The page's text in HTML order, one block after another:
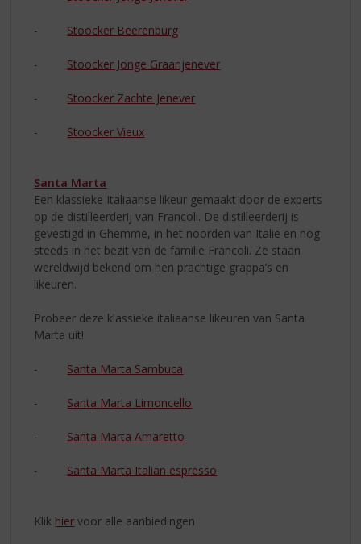
- Stoocker Beerenburg
- Stoocker Jonge Graanjenever
- Stoocker Zachte Jenever
- Stoocker Vieux
Santa Marta
Een klassieke Italiaanse likeur gemaakt door de experts
op de distilleerderij van Francoli. De distilleerderij is
gevestigd in Ghemme, in het noorden van Italië en nog
steeds in het bezit van de familie Francoli. Ze staan
wereldwijd bekend om hen prachtige grappa’s en
likeuren.
Probeer deze klassieke italiaanse likeuren van Santa
Marta uit!
- Santa Marta Sambuca
- Santa Marta Limoncello
- Santa Marta Amaretto
- Santa Marta Italian espresso
Klik hier voor alle aanbiedingen